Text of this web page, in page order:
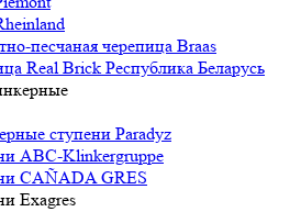
песчаная черепица Braas
Real Brick Республика Беларусь
ступени Paradyz
ABC-Klinkergruppe
CAÑADA GRES
Exagres